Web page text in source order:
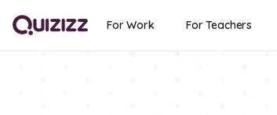
For Work For Teachers